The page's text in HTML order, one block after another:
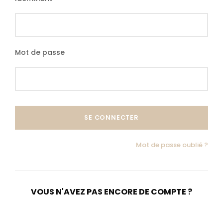
Mot de passe
Mot de passe oublié ?
VOUS N'AVEZ PAS ENCORE DE COMPTE ?
2705 €